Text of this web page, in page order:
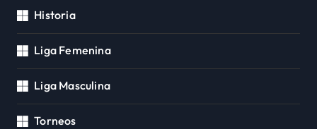
Historia
Liga Femenina
Liga Masculina
Torneos